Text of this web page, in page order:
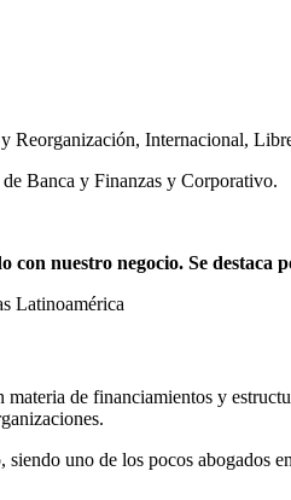
Reorganización, Internacional,
Banca y Finanzas y Corporativo.
nuestro negocio. Se destaca
Latinoamérica
de financiamientos y
uno de los pocos